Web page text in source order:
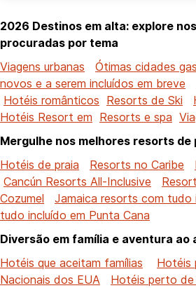
2026 Destinos em alta: explore
procuradas por tema
Viagens urbanas
Ótimas cidades
novos e a serem incluídos em breve
Hotéis românticos Resorts de Ski
Hotéis Resort em Resorts e spa
Mergulhe nos melhores resorts de
Hotéis de praia
Resorts no Caribe
Cancún Resorts All-Inclusive
Cozumel
Jamaica resorts com tudo
tudo incluído em Punta Cana
Diversão em família e aventura ao
Hotéis que aceitam famílias
Hotéis
Nacionais dos EUA
Hotéis perto de